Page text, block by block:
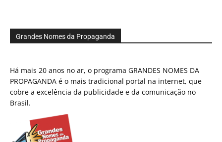
Grandes Nomes da Propaganda
Há mais 20 anos no ar, o programa GRANDES NOMES DA
PROPAGANDA é o mais tradicional portal na internet, que
cobre a excelência da publicidade e da comunicação no
Brasil.